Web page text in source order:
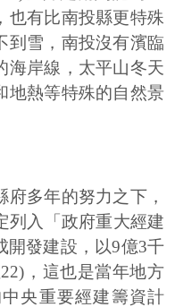
也有比南投縣更特殊
到雪，南投沒有濱臨
海岸線，太平山冬天
地熱等特殊的自然景
多年的努力之下，
列入「政府重大經建
開發建設，以9億3千
，這也是當年地方
央重要經建籌資計